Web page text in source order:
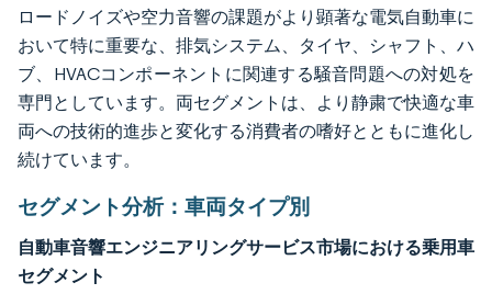
ロードノイズや空力音響の課題がより顕著な電気自動車に
おいて特に重要な、排気システム、タイヤ、シャフト、ハ
ブ、HVACコンポーネントに関連する騒音問題への対処を
専門としています。両セグメントは、より静粛で快適な車
両への技術的進歩と変化する消費者の嗜好とともに進化し
続けています。
セグメント分析：車両タイプ別
自動車音響エンジニアリングサービス市場における乗用車
セグメント